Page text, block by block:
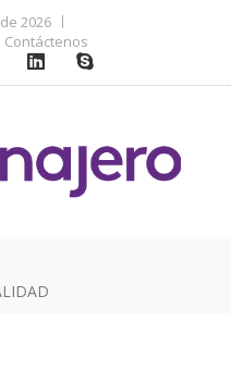
2026
Contáctenos